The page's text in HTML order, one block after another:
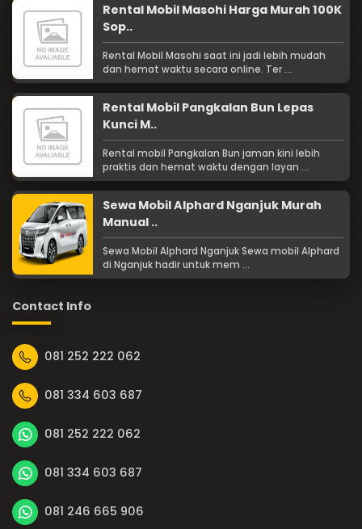
Rental Mobil Masohi Harga Murah 100K
Sop..
Rental Mobil Masohi saat ini jadi lebih mudah
dan hemat waktu secara online. Ter ...
Rental Mobil Pangkalan Bun Lepas
Kunci M..
Rental mobil Pangkalan Bun jaman kini lebih
praktis dan hemat waktu dengan layan ...
Sewa Mobil Alphard Nganjuk Murah
Manual ..
Sewa Mobil Alphard Nganjuk Sewa mobil Alphard
di Nganjuk hadir untuk mem ...
Contact Info
081 252 222 062
081 334 603 687
081 252 222 062
081 334 603 687
081 246 665 906